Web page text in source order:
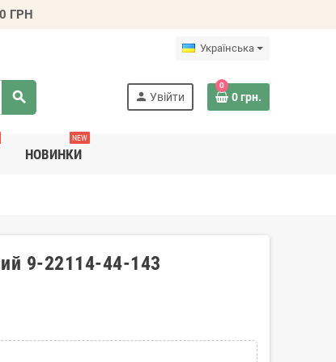
ГРН
Українська
search person Увійти
0
0 грн.
НОВИНКИ
NEW
9-22114-44-143